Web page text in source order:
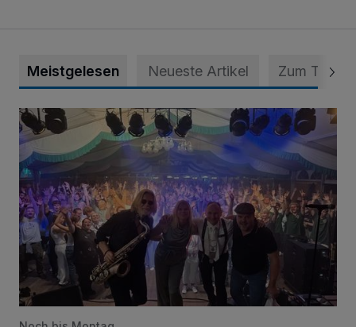
Meistgelesen Neueste Artikel Zum Thema
Viele Bilder: Toller Auftakt des Unterbacher